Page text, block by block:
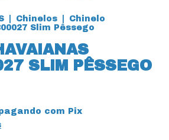
Chinelos
Chinelo
Slim Pêssego
SLIM PÊSSEGO
com Pix